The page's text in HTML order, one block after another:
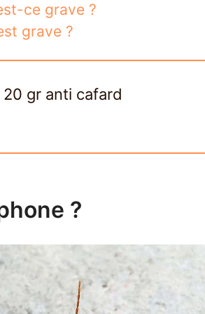
ce grave ?
grave ?
20 gr anti cafard
?